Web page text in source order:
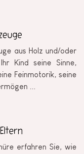
aus Holz und/oder
Kind seine Sinne,
Feinmotorik, seine
...
erfahren Sie, wie